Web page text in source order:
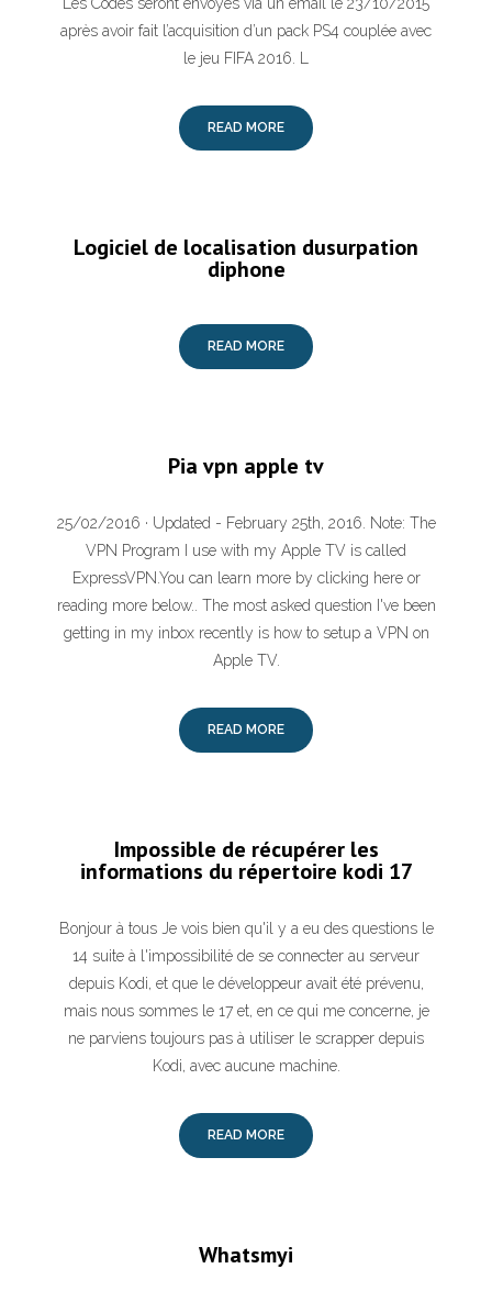
après avoir fait l’acquisition d’un pack PS4 couplée avec
le jeu FIFA 2016. L
READ MORE
Logiciel de localisation dusurpation
diphone
READ MORE
Pia vpn apple tv
25/02/2016 · Updated - February 25th, 2016. Note: The
VPN Program I use with my Apple TV is called
ExpressVPN.You can learn more by clicking here or
reading more below.. The most asked question I've been
getting in my inbox recently is how to setup a VPN on
Apple TV.
READ MORE
Impossible de récupérer les
informations du répertoire kodi 17
Bonjour à tous Je vois bien qu'il y a eu des questions le
14 suite à l'impossibilité de se connecter au serveur
depuis Kodi, et que le développeur avait été prévenu,
mais nous sommes le 17 et, en ce qui me concerne, je
ne parviens toujours pas à utiliser le scrapper depuis
Kodi, avec aucune machine.
READ MORE
Whatsmyi